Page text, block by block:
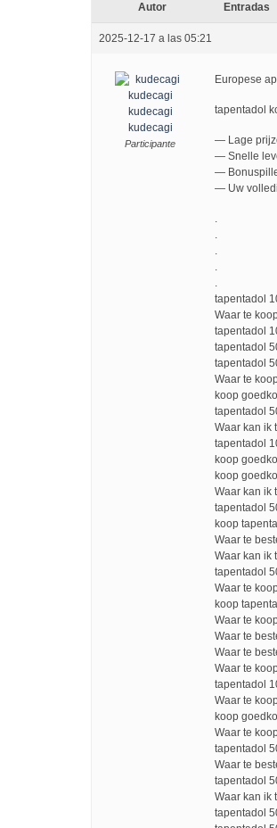
Autor Entradas
2025-12-17 a las 05:21
kudecagi
kudecagi
Participante
Europese
tapentadol
— Lage
— Snelle
—
— Uw
.
.
.
.
.
tapentadol
Waar te
tapentadol
tapentadol
tapentadol
Waar te
koop
tapentadol
Waar kan ik
tapentadol
koop
koop
Waar kan ik
tapentadol
koop
Waar te
Waar kan ik
tapentadol
Waar te
koop
Waar te
Waar te
Waar te
Waar te
tapentadol
Waar te
koop
Waar te
tapentadol
Waar te
tapentadol
Waar kan ik
tapentadol